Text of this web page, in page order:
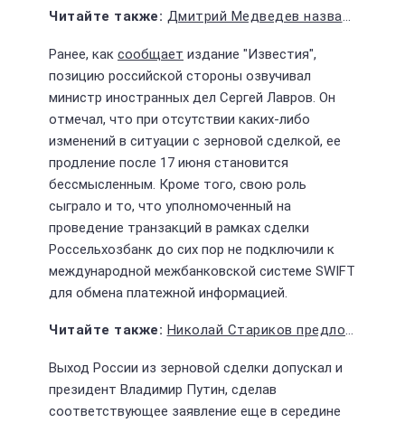
Дмитрий Медведев назвал оправданным уничтожение кабельной связи врага
Ранее, как сообщает издание "Известия",
позицию российской стороны озвучивал
министр иностранных дел Сергей Лавров. Он
отмечал, что при отсутствии каких-либо
изменений в ситуации с зерновой сделкой, ее
продление после 17 июня становится
бессмысленным. Кроме того, свою роль
сыграло и то, что уполномоченный на
проведение транзакций в рамках сделки
Россельхозбанк до сих пор не подключили к
международной межбанковской системе SWIFT
для обмена платежной информацией.
Николай Стариков предложил сделать службу в армии условием для получения гражданства РФ
Выход России из зерновой сделки допускал и
президент Владимир Путин, сделав
соответствующее заявление еще в середине